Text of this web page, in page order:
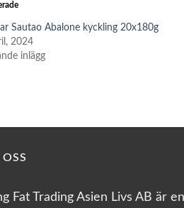
Sautao Abalone kyckling 20x180g
2024
inlägg
Fat Trading Asien Livs AB är